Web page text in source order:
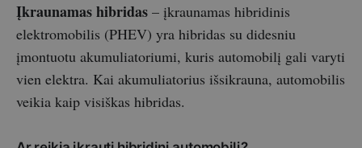
Įkraunamas hibridas – įkraunamas hibridinis
elektromobilis (PHEV) yra hibridas su didesniu
įmontuotu akumuliatoriumi, kuris automobilį gali varyti
vien elektra. Kai akumuliatorius išsikrauna, automobilis
veikia kaip visiškas hibridas.